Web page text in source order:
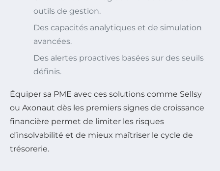
outils de gestion.
Des capacités analytiques et de simulation
avancées.
Des alertes proactives basées sur des seuils
définis.
Équiper sa PME avec ces solutions comme Sellsy
ou Axonaut dès les premiers signes de croissance
financière permet de limiter les risques
d’insolvabilité et de mieux maîtriser le cycle de
trésorerie.